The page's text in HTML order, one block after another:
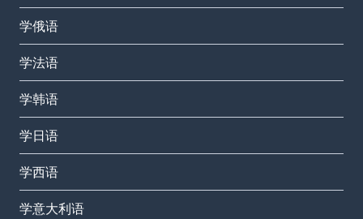
学俄语
学法语
学韩语
学日语
学西语
学意大利语